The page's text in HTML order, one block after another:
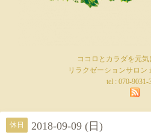
ココロとカラダを元
リラクゼーションサロン
tel : 070-9031-
休日 2018-09-09 (日)